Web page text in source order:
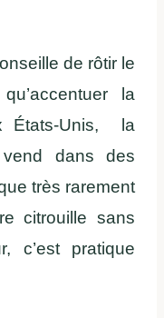
de rôtir le
la
États-Unis, la
dans des
très rarement
citrouille sans
c’est pratique